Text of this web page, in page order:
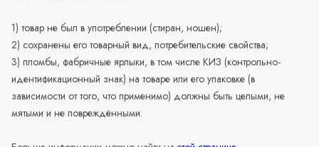
1) товар не был в употреблении (стиран, ношен);
2) сохранены его товарный вид, потребительские свойства;
3) пломбы, фабричные ярлыки, в том числе КИЗ (контрольно-
идентификационный знак) на товаре или его упаковке (в
зависимости от того, что применимо) должны быть целыми, не
мятыми и не повреждёнными.